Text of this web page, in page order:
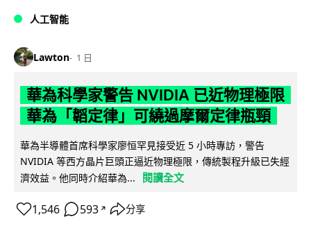
人工智能
Lawton 1 日
華為科學家警告 NVIDIA 已近物理極限
華為「韜定律」可繞過摩爾定律瓶頸
華為半導體首席科學家廖恒罕見接受近 5 小時專訪，警告
NVIDIA 等西方晶片巨頭正逼近物理極限，傳統製程升級已失經
濟效益。他同時介紹華為...
閱讀全文
1,546 593 ↗ 分享